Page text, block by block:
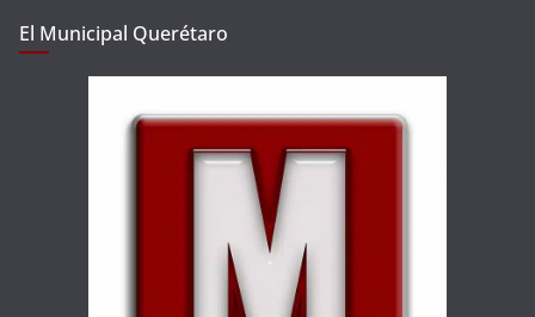
El Municipal Querétaro